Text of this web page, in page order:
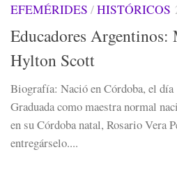
EFEMÉRIDES /HISTÓRICOS
Educadores Argentinos:
Hylton Scott
Biografía: Nació en Córdoba, el día
Graduada como maestra normal
en su Córdoba natal, Rosario Vera
entregárselo....